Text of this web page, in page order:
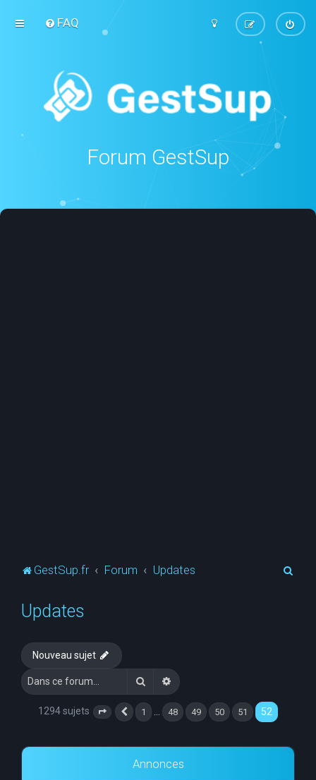
FAQ
Forum GestSup
GestSup.fr Forum Updates
Updates
Nouveau sujet
RechercherRecherche avancée
1294 sujets Page 52 sur52
Précédente
1 48 49 50 51 52
Annonces